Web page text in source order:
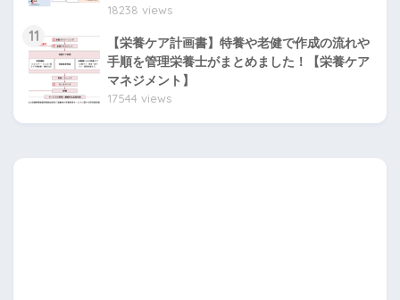
18238 views
11
【栄養ケア計画書】特養や老健で作成の流れや
手順を管理栄養士がまとめました！【栄養ケア
マネジメント】
17544 views